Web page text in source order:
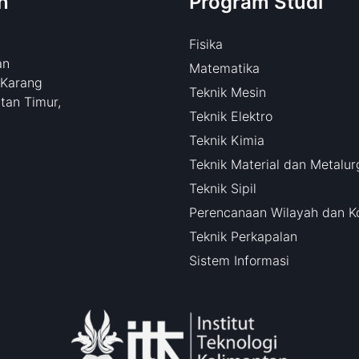
Timur,
Fisika
Matematika
Teknik Mesin
Teknik Elektro
Teknik Kimia
Teknik Material dan
Teknik Sipil
Perencanaan Wilayah dan
Teknik Perkapalan
Sistem Informasi